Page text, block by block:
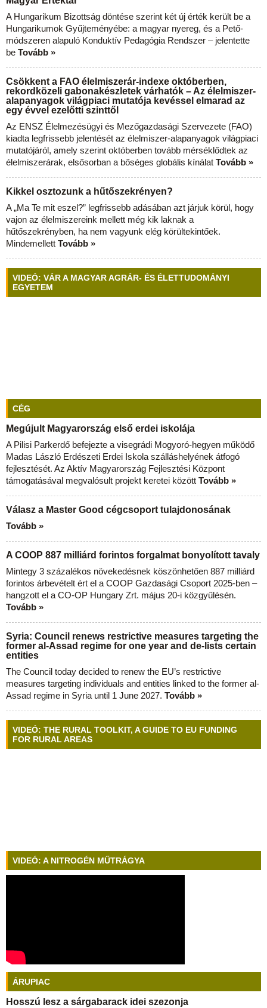
A Hungarikum Bizottság döntése szerint két új érték került be a
Hungarikumok Gyűjteményébe: a magyar nyereg, és a Pető-
módszeren alapuló Konduktív Pedagógia Rendszer – jelentette
be Tovább »
Csökkent a FAO élelmiszerár-indexe októberben,
rekordközeli gabonakészletek várhatók – Az élelmiszer-
alapanyagok világpiaci mutatója kevéssel elmarad az
egy évvel ezelőtti szinttől
Az ENSZ Élelmezésügyi és Mezőgazdasági Szervezete (FAO)
kiadta legfrissebb jelentését az élelmiszer-alapanyagok világpiaci
mutatójáról, amely szerint októberben tovább mérséklődtek az
élelmiszerárak, elsősorban a bőséges globális kínálat Tovább »
Kikkel osztozunk a hűtőszekrényen?
A „Ma Te mit eszel?” legfrissebb adásában azt járjuk körül, hogy
vajon az élelmiszereink mellett még kik laknak a
hűtőszekrényben, ha nem vagyunk elég körültekintőek.
Mindemellett Tovább »
VIDEÓ: VÁR A MAGYAR AGRÁR- ÉS ÉLETTUDOMÁNYI
EGYETEM
CÉG
Megújult Magyarország első erdei iskolája
A Pilisi Parkerdő befejezte a visegrádi Mogyoró-hegyen működő
Madas László Erdészeti Erdei Iskola szálláshelyének átfogó
fejlesztését. Az Aktív Magyarország Fejlesztési Központ
támogatásával megvalósult projekt keretei között Tovább »
Válasz a Master Good cégcsoport tulajdonosának
Tovább »
A COOP 887 milliárd forintos forgalmat bonyolított tavaly
Mintegy 3 százalékos növekedésnek köszönhetően 887 milliárd
forintos árbevételt ért el a COOP Gazdasági Csoport 2025-ben –
hangzott el a CO-OP Hungary Zrt. május 20-i közgyűlésén.
Tovább »
Syria: Council renews restrictive measures targeting the
former al-Assad regime for one year and de-lists certain
entities
The Council today decided to renew the EU’s restrictive
measures targeting individuals and entities linked to the former al-
Assad regime in Syria until 1 June 2027. Tovább »
VIDEÓ: THE RURAL TOOLKIT, A GUIDE TO EU FUNDING
FOR RURAL AREAS
VIDEÓ: A NITROGÉN MŰTRÁGYA
ÁRUPIAC
Hosszú lesz a sárgabarack idei szezonja